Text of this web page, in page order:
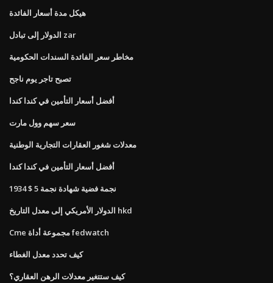
هيكل مدة أسعار الفائدة
الدولار إلى تبادل zar
مخاطر سعر الفائدة السندات الحكومية
تصبح تاجر يوم ناجح
أفضل أسعار التأمين في كندا كندا
سعر سهم وول مارت
معدلات شغور العقارات التجارية الوطنية
أفضل أسعار التأمين في كندا كندا
1934 $ 5 نجمة فضية شهادة نجمة
الدولار الأمريكي إلى معدل التاريخ hkd
Cme مجموعة أداة fedwatch
كيف تحدد معدل الغطاء
كيف ستتغير معدلات الرهن العقاري؟